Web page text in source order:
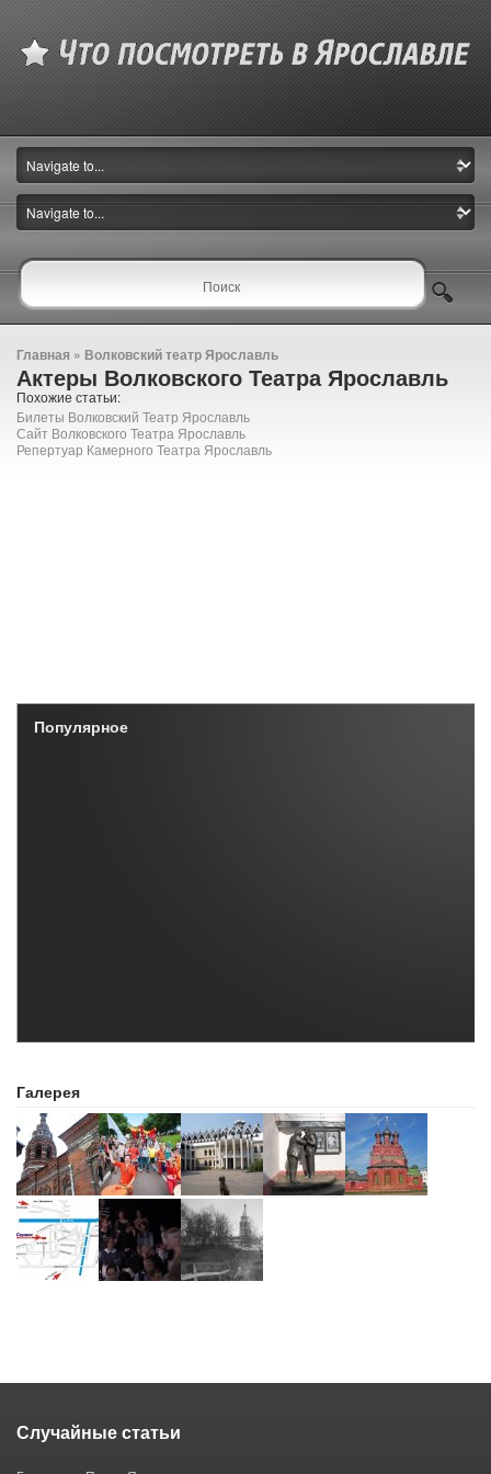
Главная » Волковский театр Ярославль
Актеры Волковского Театра Ярославль
Похожие статьи:
Билеты Волковский Театр Ярославль
Сайт Волковского Театра Ярославль
Репертуар Камерного Театра Ярославль
Популярное
Галерея
Случайные статьи